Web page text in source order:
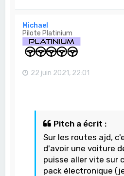
Michael
Pilote Platinium
22 juin 2021, 22:01
Pitch a écrit :
Sur les routes ajd,
d'avoir une voiture
puisse aller vite sur
pack électronique